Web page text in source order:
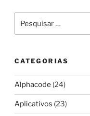
por:
CATEGORIAS
Alphacode (24)
Aplicativos (23)